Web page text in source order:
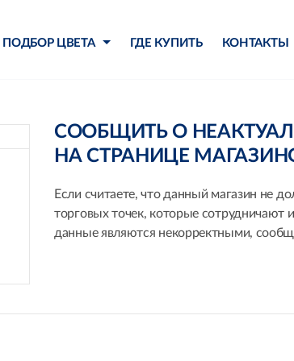
ПОДБОР ЦВЕТА ГДЕ КУПИТЬ КОНТАКТЫ
СООБЩИТЬ О
НА СТРАНИЦЕ
Если считаете, что данный магазин не
торговых точек, которые сотрудничают
данные являются некорректными,